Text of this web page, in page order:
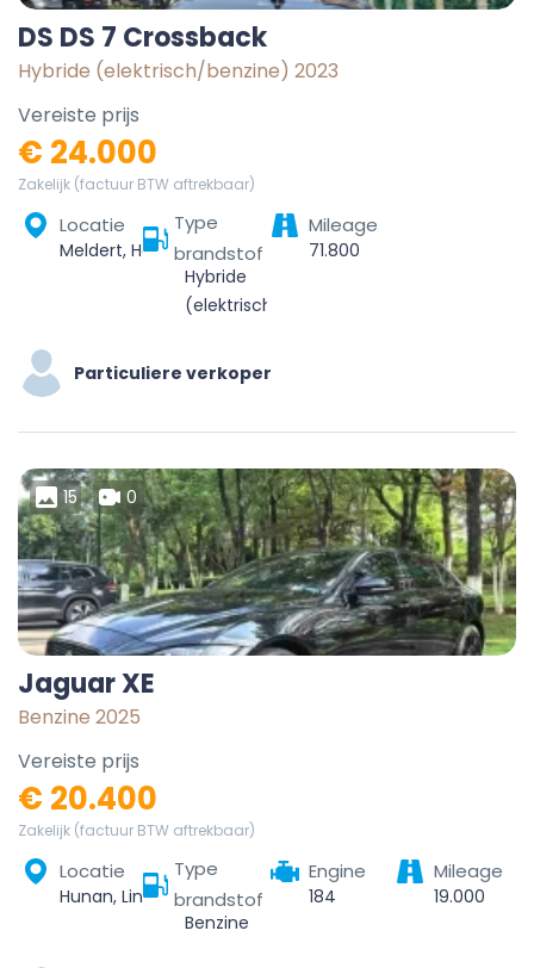
DS DS 7 Crossback
Hybride (elektrisch/benzine) 2023
Vereiste prijs
€ 24.000
Zakelijk (factuur BTW aftrekbaar)
Locatie
Meldert, Hoegaarden, Leuven, Vlaams-Brabant, Vlaanderen, België
Type
brandstof
Hybride
(elektrisch/benzine)
Mileage
71.800
Particuliere verkoper
15 0
Jaguar XE
Benzine 2025
Vereiste prijs
€ 20.400
Zakelijk (factuur BTW aftrekbaar)
Locatie
Hunan, Linchuan District, Fuzhou City, Jiangxi, China
Type
brandstof
Benzine
Engine
184
Mileage
19.000